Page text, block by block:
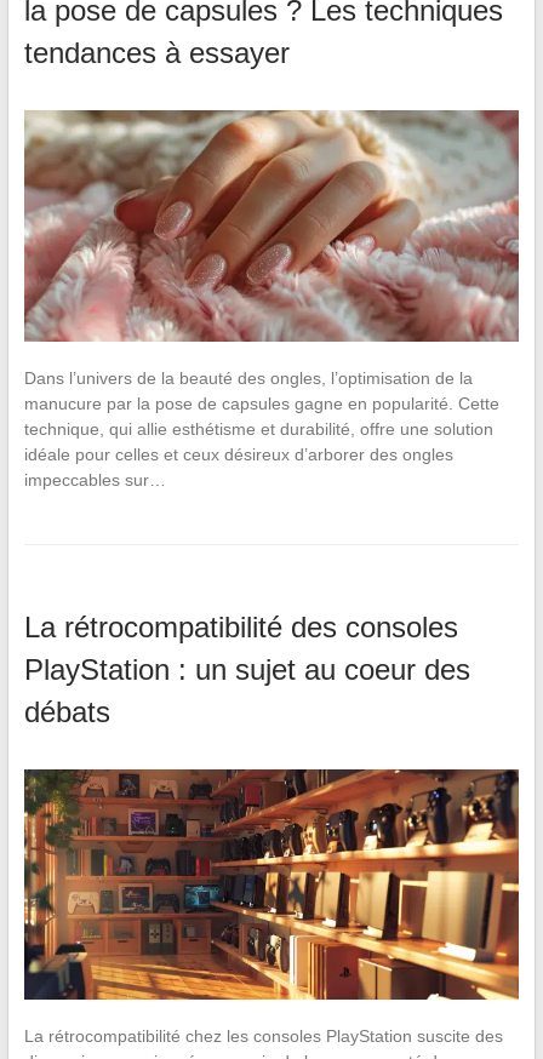
la pose de capsules ? Les techniques
tendances à essayer
Dans l’univers de la beauté des ongles, l’optimisation de la
manucure par la pose de capsules gagne en popularité. Cette
technique, qui allie esthétisme et durabilité, offre une solution
idéale pour celles et ceux désireux d’arborer des ongles
impeccables sur…
La rétrocompatibilité des consoles
PlayStation : un sujet au coeur des
débats
La rétrocompatibilité chez les consoles PlayStation suscite des